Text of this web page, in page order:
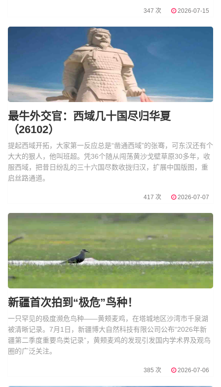
347 次 2026-07-15
最牛外交官：西域几十国尽归华夏
（26102）
提起西域开拓，大家第一反应总是“凿通西域”的张骞，可东汉还有个
大大的狠人，他叫班超。凭36个随从闯荡黄沙戈壁草原30多年，收
服西域，把昔日纷乱的三十六国尽数收拢归汉，扩展中国版图，重
启丝路通道。
417 次 2026-07-07
新疆首次拍到“极危”鸟种！
一只罕见的极度濒危鸟种——黄颊麦鸡，在塔城地区沙湾市千泉湖
被清晰记录。7月1日，新疆博大自然科技有限公司公布“2026年新
疆第二季度重要鸟类记录”，黄颊麦鸡的发现引发国内学术界及观鸟
圈的广泛关注。
385 次 2026-07-06